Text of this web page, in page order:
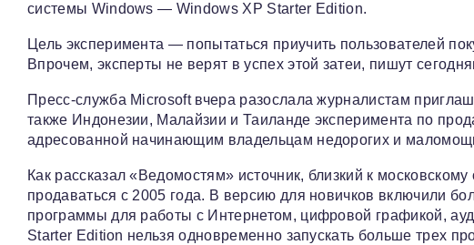
системы Windows — Windows XP Starter Edition.
Цель эксперимента — попытаться приучить пользователей
Впрочем, эксперты не верят в успех этой затеи, пишут
Пресс-служба Microsoft вчера разослала журналистам
также Индонезии, Малайзии и Таиланде эксперимента по
адресованной начинающим владельцам недорогих и
Как рассказал «Ведомостям» источник, близкий к
продаваться с 2005 года. В версию для новичков включили
программы для работы с Интернетом, цифровой графикой,
Starter Edition нельзя одновременно запускать больше трех